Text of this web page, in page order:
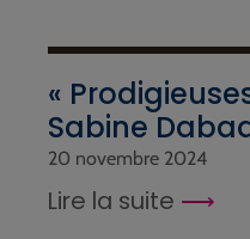
«
Sabine
20 novembre 2024
Lire la suite